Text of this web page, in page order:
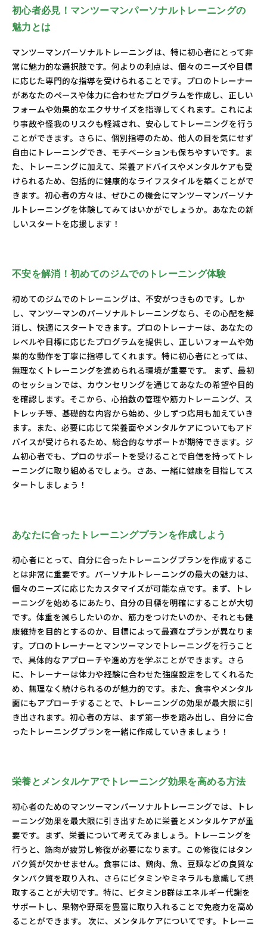
あなたも始めよう！夢のボディを手に入れる旅
初心者必見！マンツーマンパーソナルトレーニングの
魅力とは
マンツーマンパーソナルトレーニングは、特に初心者にとって非
常に魅力的な選択肢です。何よりの利点は、個々のニーズや目標
に応じた専門的な指導を受けられることです。プロのトレーナー
があなたのペースや体力に合わせたプログラムを作成し、正しい
フォームや効果的なエクササイズを指導してくれます。これによ
り事故や怪我のリスクも軽減され、安心してトレーニングを行う
ことができます。さらに、個別指導のため、他人の目を気にせず
自由にトレーニングでき、モチベーションも保ちやすいです。ま
た、トレーニングに加えて、栄養アドバイスやメンタルケアも受
けられるため、包括的に健康的なライフスタイルを築くことがで
きます。初心者の方々は、ぜひこの機会にマンツーマンパーソナ
ルトレーニングを体験してみてはいかがでしょうか。あなたの新
しいスタートを応援します！
不安を解消！初めてのジムでのトレーニング体験
初めてのジムでのトレーニングは、不安がつきものです。しか
し、マンツーマンのパーソナルトレーニングなら、その心配を解
消し、快適にスタートできます。プロのトレーナーは、あなたの
レベルや目標に応じたプログラムを提供し、正しいフォームや効
果的な動作を丁寧に指導してくれます。特に初心者にとっては、
無理なくトレーニングを進められる環境が重要です。 まず、最初
のセッションでは、カウンセリングを通じてあなたの希望や目的
を確認します。そこから、心拍数の管理や筋力トレーニング、ス
トレッチ等、基礎的な内容から始め、少しずつ応用も加えていき
ます。また、必要に応じて栄養面やメンタルケアについてもアド
バイスが受けられるため、総合的なサポートが期待できます。ジ
ム初心者でも、プロのサポートを受けることで自信を持ってトレ
ーニングに取り組めるでしょう。さあ、一緒に健康を目指してス
タートしましょう！
あなたに合ったトレーニングプランを作成しよう
初心者にとって、自分に合ったトレーニングプランを作成するこ
とは非常に重要です。パーソナルトレーニングの最大の魅力は、
個々のニーズに応じたカスタマイズが可能な点です。まず、トレ
ーニングを始めるにあたり、自分の目標を明確にすることが大切
です。体重を減らしたいのか、筋力をつけたいのか、それとも健
康維持を目的とするのか、目標によって最適なプランが異なりま
す。プロのトレーナーとマンツーマンでトレーニングを行うこと
で、具体的なアプローチや進め方を学ぶことができます。さら
に、トレーナーは体力や経験に合わせた強度設定をしてくれるた
め、無理なく続けられるのが魅力的です。また、食事やメンタル
面にもアプローチすることで、トレーニングの効果が最大限に引
き出されます。初心者の方は、まず第一歩を踏み出し、自分に合
ったトレーニングプランを一緒に作成していきましょう！
栄養とメンタルケアでトレーニング効果を高める方法
初心者のためのマンツーマンパーソナルトレーニングでは、トレ
ーニング効果を最大限に引き出すために栄養とメンタルケアが重
要です。まず、栄養について考えてみましょう。トレーニングを
行うと、筋肉が疲労し修復が必要になります。この修復にはタン
パク質が欠かせません。食事には、鶏肉、魚、豆類などの良質な
タンパク質を取り入れ、さらにビタミンやミネラルも意識して摂
取することが大切です。特に、ビタミンB群はエネルギー代謝を
サポートし、果物や野菜を豊富に取り入れることで免疫力を高め
ることができます。 次に、メンタルケアについてです。トレーニ